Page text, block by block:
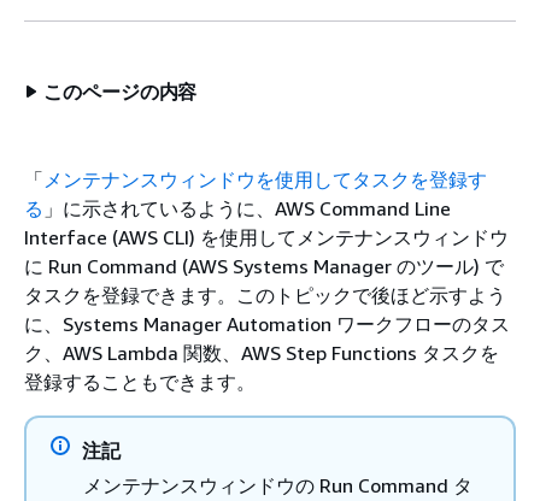
このページの内容
「メンテナンスウィンドウを使用してタスクを登録す
る 」に示されているように、AWS Command Line
Interface (AWS CLI) を使用してメンテナンスウィンドウ
に Run Command (AWS Systems Manager のツール) で
タスクを登録できます。このトピックで後ほど示すよう
に、Systems Manager Automation ワークフローのタス
ク、AWS Lambda 関数、AWS Step Functions タスクを
登録することもできます。
注記
メンテナンスウィンドウの Run Command タ